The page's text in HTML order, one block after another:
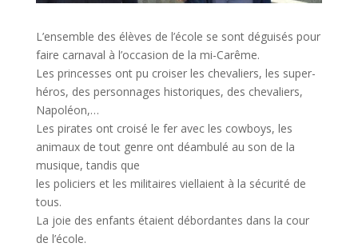
L’ensemble des élèves de l’école se sont déguisés pour
faire carnaval à l’occasion de la mi-Carême.
Les princesses ont pu croiser les chevaliers, les super-
héros, des personnages historiques, des chevaliers,
Napoléon,…
Les pirates ont croisé le fer avec les cowboys, les
animaux de tout genre ont déambulé au son de la
musique, tandis que
les policiers et les militaires viellaient à la sécurité de
tous.
La joie des enfants étaient débordantes dans la cour
de l’école.